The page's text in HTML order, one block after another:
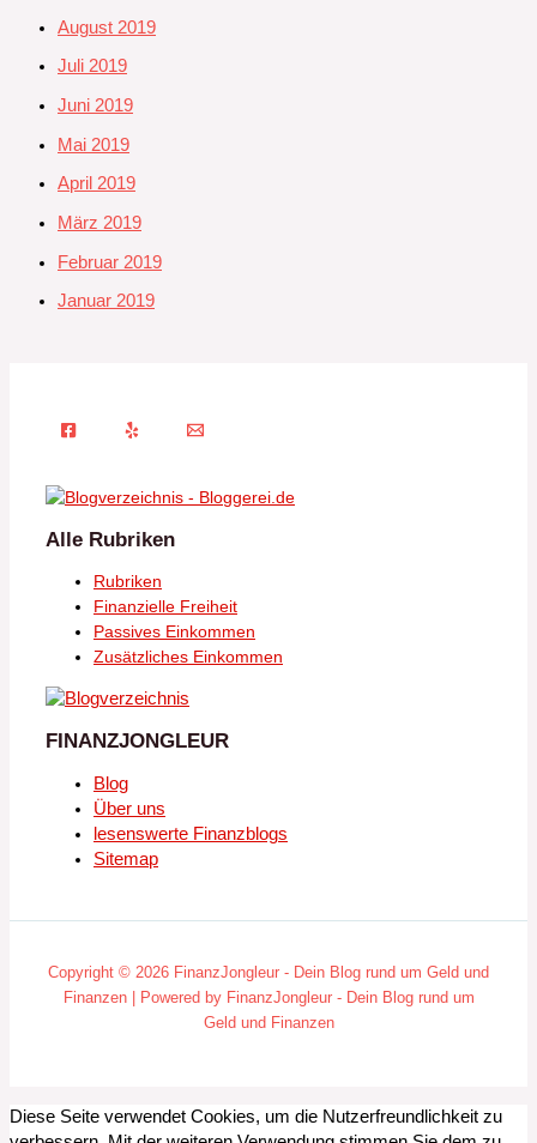
August 2019
Juli 2019
Juni 2019
Mai 2019
April 2019
März 2019
Februar 2019
Januar 2019
Alle Rubriken
Rubriken
Finanzielle Freiheit
Passives Einkommen
Zusätzliches Einkommen
FINANZJONGLEUR
Blog
Über uns
lesenswerte Finanzblogs
Sitemap
Copyright © 2026 FinanzJongleur - Dein Blog rund um Geld und
Finanzen | Powered by FinanzJongleur - Dein Blog rund um
Geld und Finanzen
Diese Seite verwendet Cookies, um die Nutzerfreundlichkeit zu